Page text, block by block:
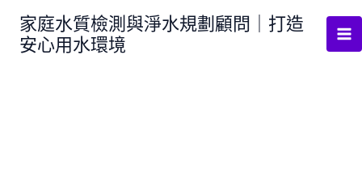
家庭水質檢測與淨水規劃顧問｜打造
安心用水環境